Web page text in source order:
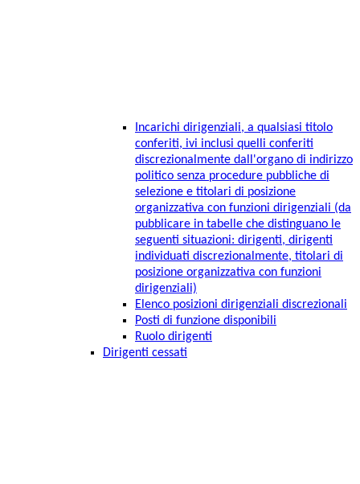
Incarichi dirigenziali, a qualsiasi titolo
conferiti, ivi inclusi quelli conferiti
discrezionalmente dall'organo di indirizzo
politico senza procedure pubbliche di
selezione e titolari di posizione
organizzativa con funzioni dirigenziali (da
pubblicare in tabelle che distinguano le
seguenti situazioni: dirigenti, dirigenti
individuati discrezionalmente, titolari di
posizione organizzativa con funzioni
dirigenziali)
Elenco posizioni dirigenziali discrezionali
Posti di funzione disponibili
Ruolo dirigenti
Dirigenti cessati